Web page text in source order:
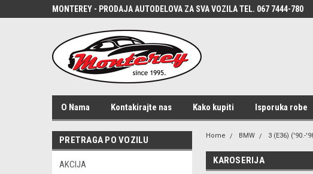
MONTEREY - PRODAJA AUTODELOVA ZA SVA VOZILA TEL. 067 7444-780
O Nama Kontakirajte nas Kako kupiti Isporuka robe
PRETRAGA PO VOZILU
AKCIJA
Home BMW 3 (E36) ('90.-
KAROSERIJA